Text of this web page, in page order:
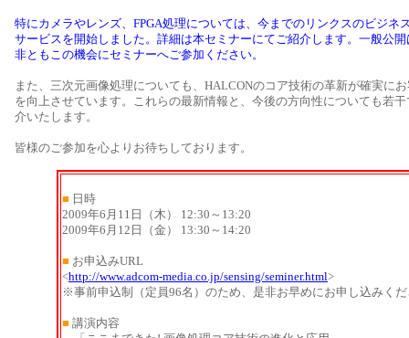
特にカメラやレンズ、FPGA処理については、今までのリンクスのビジネ
サービスを開始しました。詳細は本セミナーにてご紹介します。一般公
非ともこの機会にセミナーへご参加ください。
また、三次元画像処理についても、HALCONのコア技術の革新が確実に
を向上させています。これらの最新情報と、今後の方向性についても若
介いたします。
皆様のご参加を心よりお待ちしております。
■ 日時
2009年6月11日（木） 12:30～13:20
2009年6月12日（金） 13:30～14:20
■ お申込みURL
<http://www.adcom-media.co.jp/sensing/seminer.html>
※事前申込制（定員96名）のため、是非お早めにお申し込みく
■ 講演内容